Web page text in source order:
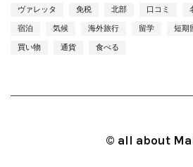
ヴァレッタ 免税 北部 口コミ
宿泊 気候 海外旅行 留学 短期
買い物 通貨 食べる
© all about